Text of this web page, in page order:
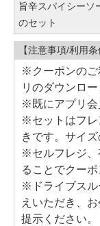
旨辛スパイシーソ
のセット
【注意事項/利用条
※クーポンのご
リのダウンロ
※既にアプリ会
※セットはフレ
きです。サイズ
※セルフレジ、
ることでクー
※ドライブスル
えいただき、
提示ください。